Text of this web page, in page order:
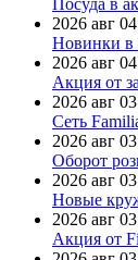
Посуда в
2026 авг 04
Новинки в
2026 авг 04
Акция от
2026 авг 03
Сеть
2026 авг 03
Оборот
2026 авг 03
Новые
2026 авг 03
Акция от